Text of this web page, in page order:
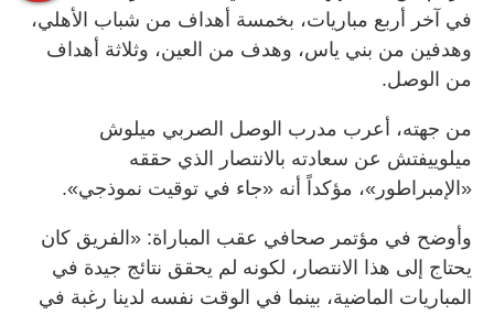
في آخر أربع مباريات، بخمسة أهداف من شباب الأهلي،
وهدفين من بني ياس، وهدف من العين، وثلاثة أهداف
من الوصل.
من جهته، أعرب مدرب الوصل الصربي ميلوش
ميلوييفتش عن سعادته بالانتصار الذي حققه
«الإمبراطور»، مؤكداً أنه «جاء في توقيت نموذجي».
وأوضح في مؤتمر صحافي عقب المباراة: «الفريق كان
يحتاج إلى هذا الانتصار، لكونه لم يحقق نتائج جيدة في
المباريات الماضية، بينما في الوقت نفسه لدينا رغبة في